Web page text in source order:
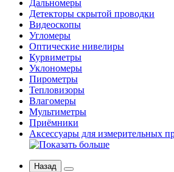
Дальномеры
Детекторы скрытой проводки
Видеоскопы
Угломеры
Оптические нивелиры
Курвиметры
Уклономеры
Пирометры
Тепловизоры
Влагомеры
Мультиметры
Приёмники
Аксессуары для измерительных
Назад